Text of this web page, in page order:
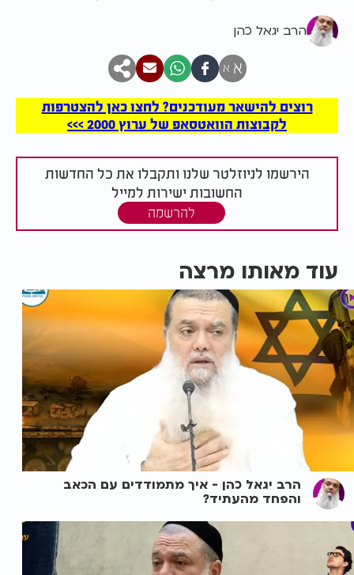
הרב יגאל כהן
א א
רוצים להישאר מעודכנים? לחצו כאן להצטרפות
לקבוצות הוואטסאפ של ערוץ 2000 >>>
הירשמו לניוזלטר שלנו ותקבלו את כל החדשות
החשובות ישירות למייל
להרשמה
עוד מאותו מרצה
הרב יגאל כהן - איך מתמודדים עם הכאב
והפחד מהעתיד?